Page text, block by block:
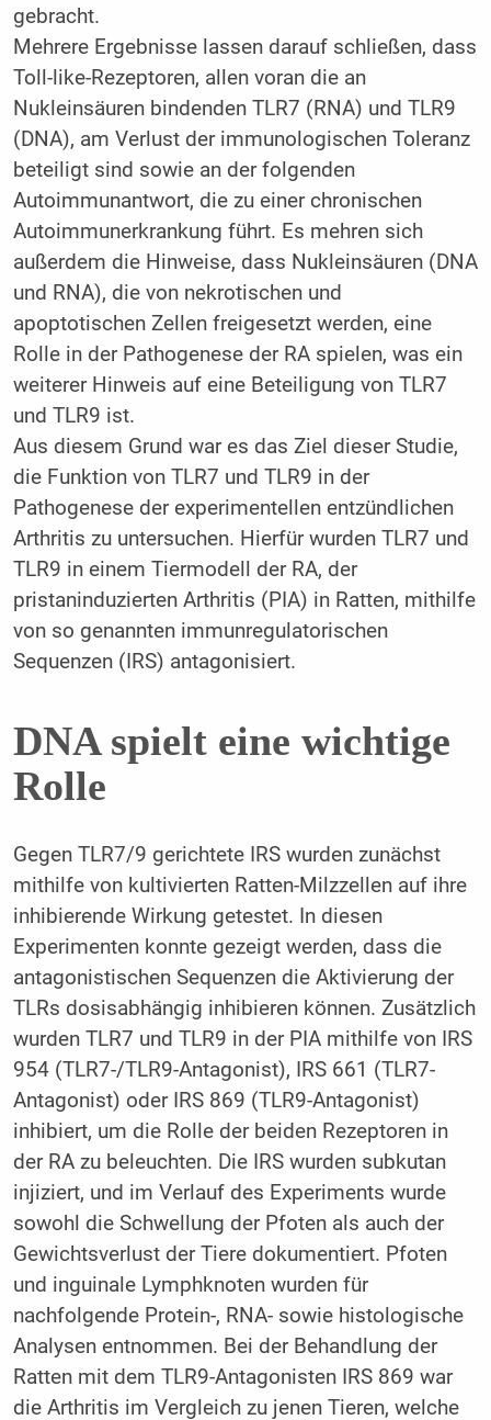
gebracht.
Mehrere Ergebnisse lassen darauf schließen, dass
Toll-like-Rezeptoren, allen voran die an
Nukleinsäuren bindenden TLR7 (RNA) und TLR9
(DNA), am Verlust der immunologischen Toleranz
beteiligt sind sowie an der folgenden
Autoimmunantwort, die zu einer chronischen
Autoimmunerkrankung führt. Es mehren sich
außerdem die Hinweise, dass Nukleinsäuren (DNA
und RNA), die von nekrotischen und
apoptotischen Zellen freigesetzt werden, eine
Rolle in der Pathogenese der RA spielen, was ein
weiterer Hinweis auf eine Beteiligung von TLR7
und TLR9 ist.
Aus diesem Grund war es das Ziel dieser Studie,
die Funktion von TLR7 und TLR9 in der
Pathogenese der experimentellen entzündlichen
Arthritis zu untersuchen. Hierfür wurden TLR7 und
TLR9 in einem Tiermodell der RA, der
pristaninduzierten Arthritis (PIA) in Ratten, mithilfe
von so genannten immunregulatorischen
Sequenzen (IRS) antagonisiert.
DNA spielt eine wichtige
Rolle
Gegen TLR7/9 gerichtete IRS wurden zunächst
mithilfe von kultivierten Ratten-Milzzellen auf ihre
inhibierende Wirkung getestet. In diesen
Experimenten konnte gezeigt werden, dass die
antagonistischen Sequenzen die Aktivierung der
TLRs dosisabhängig inhibieren können. Zusätzlich
wurden TLR7 und TLR9 in der PIA mithilfe von IRS
954 (TLR7-/TLR9-Antagonist), IRS 661 (TLR7-
Antagonist) oder IRS 869 (TLR9-Antagonist)
inhibiert, um die Rolle der beiden Rezeptoren in
der RA zu beleuchten. Die IRS wurden subkutan
injiziert, und im Verlauf des Experiments wurde
sowohl die Schwellung der Pfoten als auch der
Gewichtsverlust der Tiere dokumentiert. Pfoten
und inguinale Lymphknoten wurden für
nachfolgende Protein-, RNA- sowie histologische
Analysen entnommen. Bei der Behandlung der
Ratten mit dem TLR9-Antagonisten IRS 869 war
die Arthritis im Vergleich zu jenen Tieren, welche